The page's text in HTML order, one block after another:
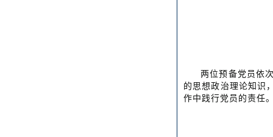
两位预备党员依
的思想政治理论知识
作中践行党员的责任